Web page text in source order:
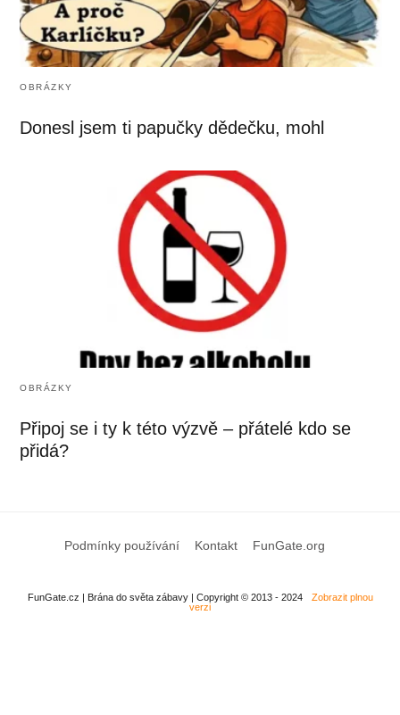
OBRÁZKY
Donesl jsem ti papučky dědečku, mohl
OBRÁZKY
Připoj se i ty k této výzvě – přátelé kdo se
přidá?
Podmínky používání Kontakt FunGate.org
FunGate.cz | Brána do světa zábavy | Copyright © 2013 - 2024
Zobrazit plnou
verzi